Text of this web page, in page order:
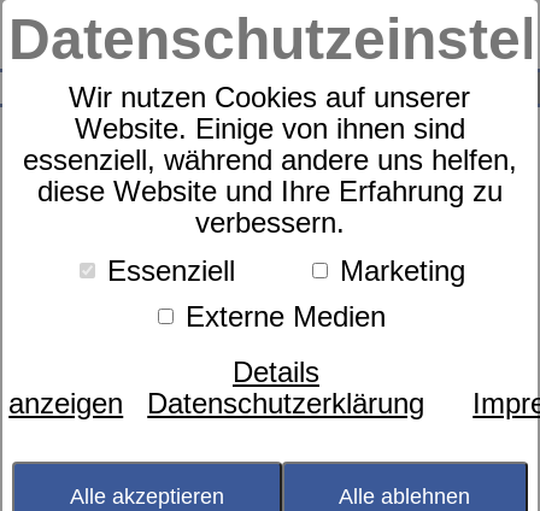
Wir nutzen Cookies auf unserer
Website. Einige von ihnen sind
essenziell, während andere uns helfen,
diese Website und Ihre Erfahrung zu
verbessern.
Essenziell
Marketing
Externe Medien
Details
anzeigen
Datenschutzerklärung
Alle akzeptieren Alle ablehnen
SUCHE
0
Cube Camel Winterdecke
Kundenbewertungen 5,0 von 1